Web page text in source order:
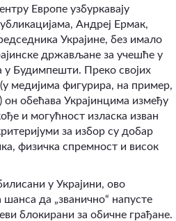
Европе узбуркавају
Андреј Ермак,
Украјине, без имало
држављане за учешће у
Будимпешти. Преко својих
медијима фигурира, на пример,
он обећава Украјинцима између
и могућност изласка изван
за избор су добар
физичка спремност и висок
у Украјини, ово
да „званично“ напусте
блокирани за обичне грађане.